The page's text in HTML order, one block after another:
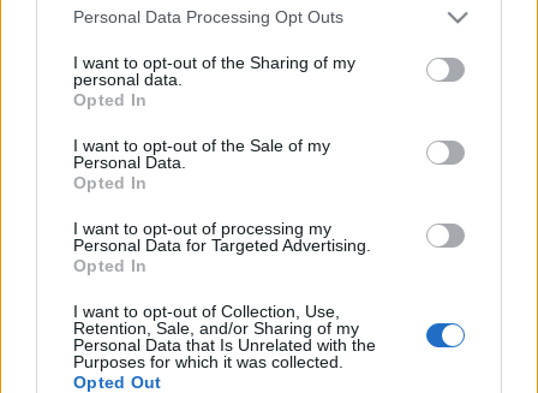
Please note that this website/app uses one or more Google
not limited to your visit or usage behaviour. You may click to
grant or deny consent to Google and its third-party tags to
use your data for below specified purposes in below Google
consent section.
Personal Data Processing Opt Outs
I want to opt-out of the Sharing of my
personal data.
Opted In
I want to opt-out of the Sale of my
Personal Data.
Opted In
I want to opt-out of processing my
Personal Data for Targeted Advertising.
Opted In
I want to opt-out of Collection, Use,
Retention, Sale, and/or Sharing of my
Personal Data that Is Unrelated with the
Purposes for which it was collected.
Opted Out
The Magic Box
R. Paul Wilson kedves kis rövidfilmje. Érdemes